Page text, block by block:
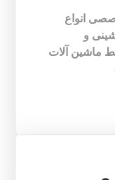
انواع
و
ماشین آلات